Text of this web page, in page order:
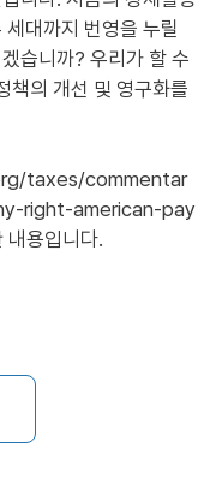
대까지 번영을 누릴
습니까? 우리가 할 수
책의 개선 및 영구화를
taxes/commentar
right-american-pay
내용입니다.